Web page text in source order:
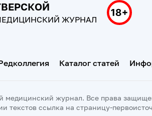
ЖУРНАЛ
Каталог статей
медицинский журнал. Все права
текстов ссылка на страницу-